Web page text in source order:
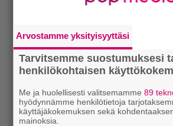
Arvostamme yksityisyyttäsi
Tarvitsemme suostumuksesi
henkilökohtaisen
Me ja huolellisesti valitsemamme89
hyödynnämme henkilötietoja
käyttäjäkokemuksen sekä
mainoksia.